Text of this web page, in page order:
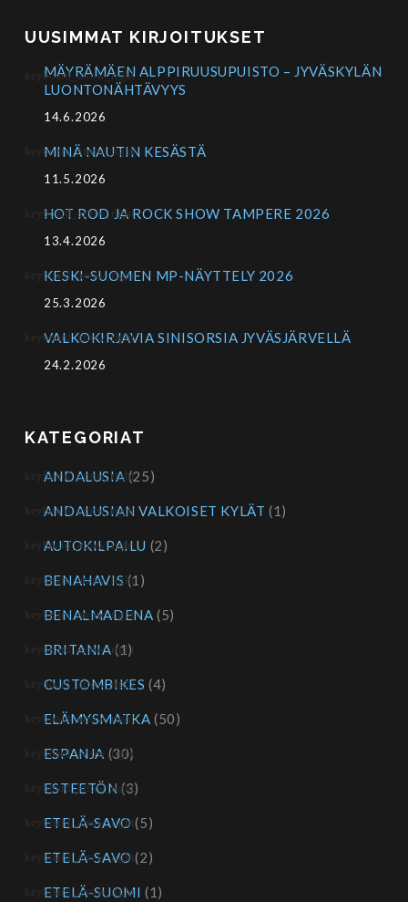
UUSIMMAT KIRJOITUKSET
MÄYRÄMÄEN ALPPIRUUSUPUISTO – JYVÄSKYLÄN
LUONTONÄHTÄVYYS
14.6.2026
MINÄ NAUTIN KESÄSTÄ
11.5.2026
HOT ROD JA ROCK SHOW TAMPERE 2026
13.4.2026
KESKI-SUOMEN MP-NÄYTTELY 2026
25.3.2026
VALKOKIRJAVIA SINISORSIA JYVÄSJÄRVELLÄ
24.2.2026
KATEGORIAT
ANDALUSIA (25)
ANDALUSIAN VALKOISET KYLÄT (1)
AUTOKILPAILU (2)
BENAHAVIS (1)
BENALMADENA (5)
BRITANIA (1)
CUSTOMBIKES (4)
ELÄMYSMATKA (50)
ESPANJA (30)
ESTEETÖN (3)
ETELÄ-SAVO (5)
ETELÄ-SAVO (2)
ETELÄ-SUOMI (1)